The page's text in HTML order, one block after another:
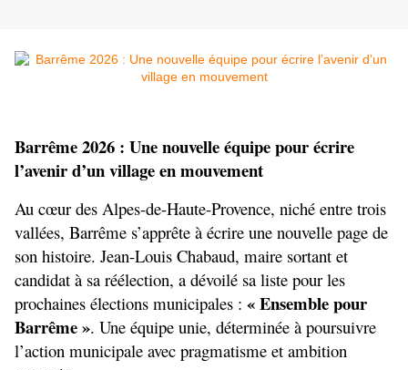
Barrême 2026 : Une nouvelle équipe pour écrire
l’avenir d’un village en mouvement
Au cœur des Alpes-de-Haute-Provence, niché entre trois
vallées, Barrême s’apprête à écrire une nouvelle page de
son histoire. Jean-Louis Chabaud, maire sortant et
candidat à sa réélection, a dévoilé sa liste pour les
prochaines élections municipales : « Ensemble pour
Barrême ». Une équipe unie, déterminée à poursuivre
l’action municipale avec pragmatisme et ambition